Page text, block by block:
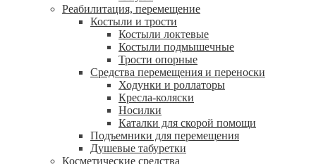
Реабилитация, перемещение
Костыли и трости
Костыли локтевые
Костыли подмышечные
Трости опорные
Средства перемещения и переноски
Ходунки и роллаторы
Кресла-коляски
Носилки
Каталки для скорой помощи
Подъемники для перемещения
Душевые табуретки
Косметические средства